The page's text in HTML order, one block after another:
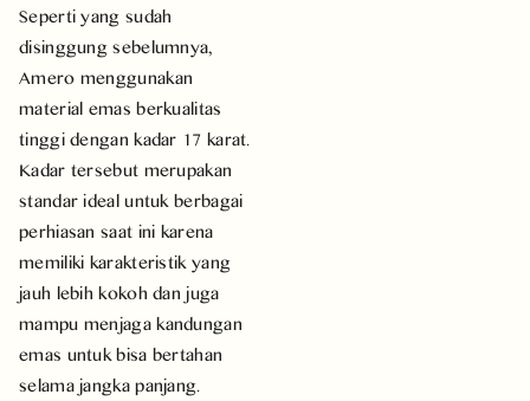
Seperti yang sudah
disinggung sebelumnya,
Amero menggunakan
material emas berkualitas
tinggi dengan kadar 17 karat.
Kadar tersebut merupakan
standar ideal untuk berbagai
perhiasan saat ini karena
memiliki karakteristik yang
jauh lebih kokoh dan juga
mampu menjaga kandungan
emas untuk bisa bertahan
selama jangka panjang.